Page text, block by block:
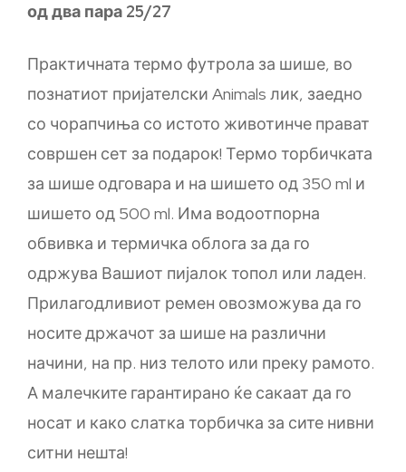
од два пара 25/27
Практичната термо футрола за шише, во
познатиот пријателски Animals лик, заедно
со чорапчиња со истото животинче прават
совршен сет за подарок! Термо торбичката
за шише одговара и на шишето од 350 ml и
шишето од 500 ml. Има водоотпорна
обвивка и термичка облога за да го
одржува Вашиот пијалок топол или ладен.
Прилагодливиот ремен овозможува да го
носите држачот за шише на различни
начини, на пр. низ телото или преку рамото.
А малечките гарантирано ќе сакаат да го
носат и како слатка торбичка за сите нивни
ситни нешта!